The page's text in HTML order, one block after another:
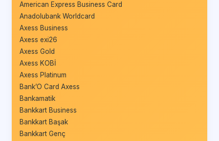
American Express Business Card
Anadolubank Worldcard
Axess Business
Axess exi26
Axess Gold
Axess KOBİ
Axess Platinum
Bank’O Card Axess
Bankamatik
Bankkart Business
Bankkart Başak
Bankkart Genç